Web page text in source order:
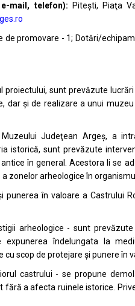
mail, telefon):
Piteşti, Piaţa
promovare - 1; Dotări/
proiectului, sunt prevăzute
dar și de realizare a unui
Judeţean Argeş, a
istorică, sunt prevăzute
în general. Acestora li se
zonelor arheologice în
punerea în valoare a Castrului
arheologice - sunt
îndelungata la
scop de protejare și punere în
castrului - se propune
a afecta ruinele istorice.